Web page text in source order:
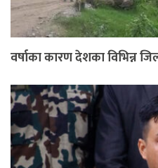
वर्षाका कारण देशका विभिन्न